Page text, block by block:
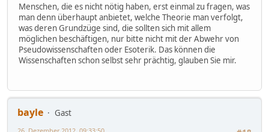
Menschen, die es nicht nötig haben, erst einmal zu fragen, was
man denn überhaupt anbietet, welche Theorie man verfolgt,
was deren Grundzüge sind, die sollten sich mit allem
möglichen beschäftigen, nur bitte nicht mit der Abwehr von
Pseudowissenschaften oder Esoterik. Das können die
Wissenschaften schon selbst sehr prächtig, glauben Sie mir.
bayle
Gast